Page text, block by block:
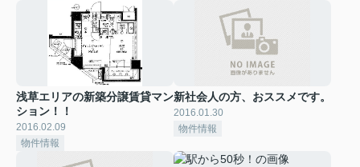
浅草エリアの新築分譲賃貸マン
ション！！
2016.02.09
物件情報
新社会人の方、おススメです。
2016.01.30
物件情報